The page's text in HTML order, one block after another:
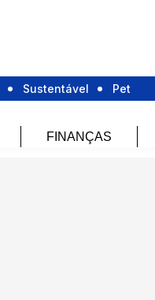
Sustentável Pet
FINANÇAS